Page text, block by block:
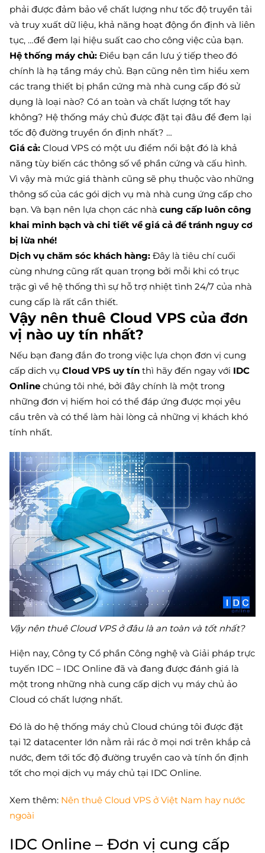
phải được đảm bảo về chất lượng như tốc độ truyền tải
và truy xuất dữ liệu, khả năng hoạt động ổn định và liên
tục, …để đem lại hiệu suất cao cho công việc của bạn.
Hệ thống máy chủ: Điều bạn cần lưu ý tiếp theo đó
chính là hạ tầng máy chủ. Bạn cũng nên tìm hiểu xem
các trang thiết bị phần cứng mà nhà cung cấp đó sử
dụng là loại nào? Có an toàn và chất lượng tốt hay
không? Hệ thống máy chủ được đặt tại đâu để đem lại
tốc độ đường truyền ổn định nhất? …
Giá cả: Cloud VPS có một ưu điểm nổi bật đó là khả
năng tùy biến các thông số về phần cứng và cấu hình.
Vì vậy mà mức giá thành cũng sẽ phụ thuộc vào những
thông số của các gói dịch vụ mà nhà cung ứng cấp cho
bạn. Và bạn nên lựa chọn các nhàcung cấp luôn công
khai minh bạch và chi tiết về giá cả để tránh nguy cơ
bị lừa nhé!
Dịch vụ chăm sóc khách hàng: Đây là tiêu chí cuối
cùng nhưng cũng rất quan trọng bởi mỗi khi có trục
trặc gì về hệ thống thì sự hỗ trợ nhiệt tình 24/7 của nhà
cung cấp là rất cần thiết.
Vậy nên thuê Cloud VPS của đơn
vị nào uy tín nhất?
Nếu bạn đang đắn đo trong việc lựa chọn đơn vị cung
cấp dich vụCloud VPS uy tín thì hãy đến ngay với IDC
Online chúng tôi nhé, bởi đây chính là một trong
những đơn vị hiếm hoi có thể đáp ứng được mọi yêu
cầu trên và có thể làm hài lòng cả những vị khách khó
tính nhất.
Vậy nên thuê Cloud VPS ở đâu là an toàn và tốt nhất?
Hiện nay, Công ty Cổ phần Công nghệ và Giải pháp trực
tuyến IDC – IDC Online đã và đang được đánh giá là
một trong những nhà cung cấp dịch vụ máy chủ ảo
Cloud có chất lượng nhất.
Đó là do hệ thống máy chủ Cloud chúng tôi được đặt
tại 12 datacenter lớn nằm rải rác ở mọi nơi trên khắp cả
nước, đem tới tốc độ đường truyền cao và tính ổn định
tốt cho mọi dịch vụ máy chủ tại IDC Online.
Xem thêm: Nên thuê Cloud VPS ở Việt Nam hay nước
ngoài
IDC Online – Đơn vị cung cấp